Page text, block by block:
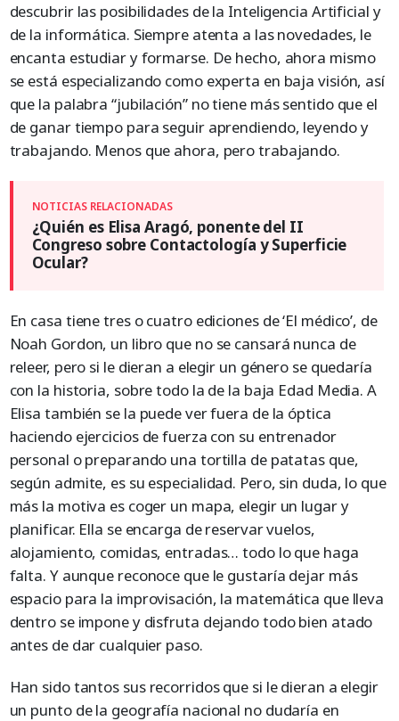
descubrir las posibilidades de la Inteligencia Artificial y
de la informática. Siempre atenta a las novedades, le
encanta estudiar y formarse. De hecho, ahora mismo
se está especializando como experta en baja visión, así
que la palabra “jubilación” no tiene más sentido que el
de ganar tiempo para seguir aprendiendo, leyendo y
trabajando. Menos que ahora, pero trabajando.
¿Quién es Elisa Aragó, ponente del II
Congreso sobre Contactología y Superficie
Ocular?
En casa tiene tres o cuatro ediciones de ‘El médico’, de
Noah Gordon, un libro que no se cansará nunca de
releer, pero si le dieran a elegir un género se quedaría
con la historia, sobre todo la de la baja Edad Media. A
Elisa también se la puede ver fuera de la óptica
haciendo ejercicios de fuerza con su entrenador
personal o preparando una tortilla de patatas que,
según admite, es su especialidad. Pero, sin duda, lo que
más la motiva es coger un mapa, elegir un lugar y
planificar. Ella se encarga de reservar vuelos,
alojamiento, comidas, entradas… todo lo que haga
falta. Y aunque reconoce que le gustaría dejar más
espacio para la improvisación, la matemática que lleva
dentro se impone y disfruta dejando todo bien atado
antes de dar cualquier paso.
Han sido tantos sus recorridos que si le dieran a elegir
un punto de la geografía nacional no dudaría en